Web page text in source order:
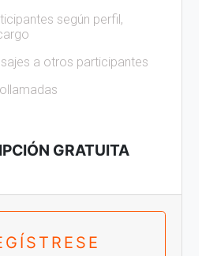
según perfil,
a otros participantes
GRATUITA